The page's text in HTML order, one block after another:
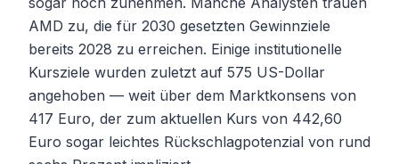
AMD zu, die für 2030 gesetzten Gewinnziele
bereits 2028 zu erreichen. Einige institutionelle
Kursziele wurden zuletzt auf 575 US-Dollar
angehoben — weit über dem Marktkonsens von
417 Euro, der zum aktuellen Kurs von 442,60
Euro sogar leichtes Rückschlagpotenzial von rund